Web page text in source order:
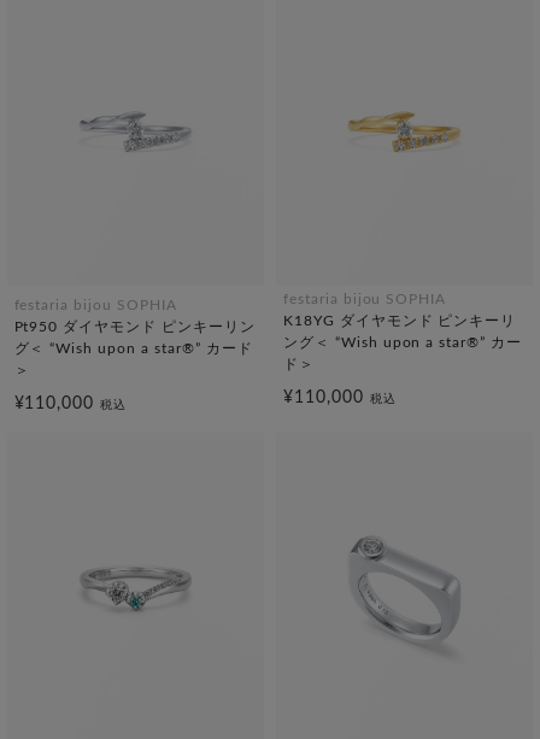
festaria bijou SOPHIA
Pt950 ダイヤモンド ピンキーリン
グ＜ “Wish upon a star®” カード
＞
¥110,000税込
festaria bijou SOPHIA
K18YG ダイヤモンド ピンキーリ
ング＜ “Wish upon a star®” カー
ド＞
¥110,000 税込